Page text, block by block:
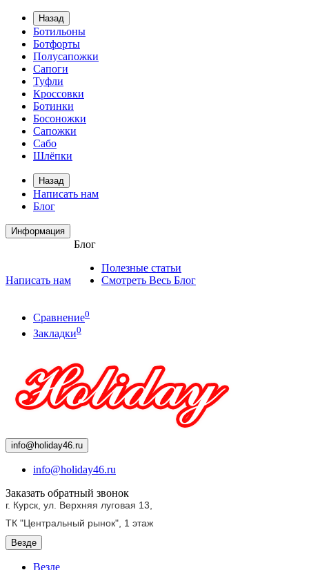
Назад
Ботильоны
Ботфорты
Полусапожки
Сапоги
Туфли
Кроссовки
Ботинки
Босоножки
Сапожки
Сабо
Шлёпки
Назад
Написать нам
Блог
Информация
Написать нам
Блог
Полезные статьи
Смотреть Весь Блог
Сравнение0
Закладки0
info@holiday46.ru
info@holiday46.ru
Заказать обратный звонок
г. Курск, ул. Верхняя луговая 13,
ТК "Центральный рынок", 1 этаж
Везде
Везде